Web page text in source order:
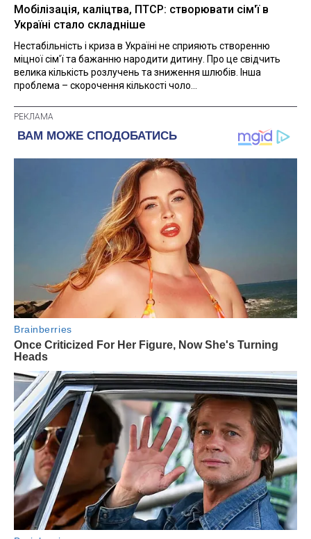
Мобілізація, каліцтва, ПТСР: створювати сім'ї в
Україні стало складніше
Нестабільність і криза в Україні не сприяють створенню
міцної сім'ї та бажанню народити дитину. Про це свідчить
велика кількість розлучень та зниження шлюбів. Інша
проблема – скорочення кількості чоло...